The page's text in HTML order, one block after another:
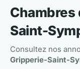
Saint-
Consultez nos
Gripperie-Saint-